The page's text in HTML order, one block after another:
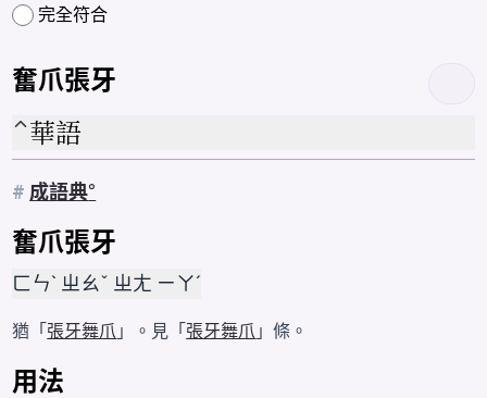
完全符合
奮爪張牙
華語
# 成語典
奮爪張牙
ㄈㄣˋ ㄓㄠˇ ㄓㄤ ㄧㄚˊ
猶「 張牙舞爪 」。見「 張牙舞爪 」條。
用法